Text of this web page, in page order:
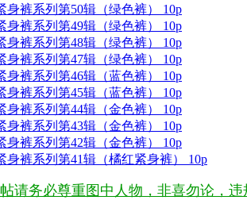
身裤系列第50辑（绿色裤） 10p
身裤系列第49辑（绿色裤） 10p
身裤系列第48辑（绿色裤） 10p
身裤系列第47辑（绿色裤） 10p
身裤系列第46辑（蓝色裤） 10p
身裤系列第45辑（蓝色裤） 10p
身裤系列第44辑（金色裤） 10p
身裤系列第43辑（金色裤） 10p
身裤系列第42辑（金色裤） 10p
身裤系列第41辑（橘红紧身裤） 10p
请务必尊重图中人物，非喜勿论，违